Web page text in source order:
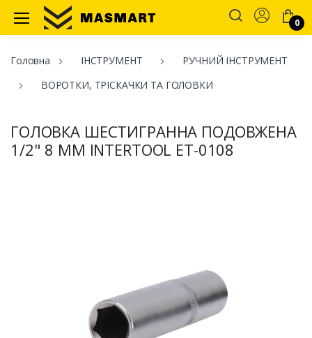
Masmart
Account
0
Головна ІНСТРУМЕНТ
РУЧНИЙ ІНСТРУМЕНТ
ВОРОТКИ, ТРІСКАЧКИ ТА ГОЛОВКИ
ГОЛОВКА ШЕСТИГРАННА ПОДОВЖЕНА
1/2" 8 ММ INTERTOOL ET-0108